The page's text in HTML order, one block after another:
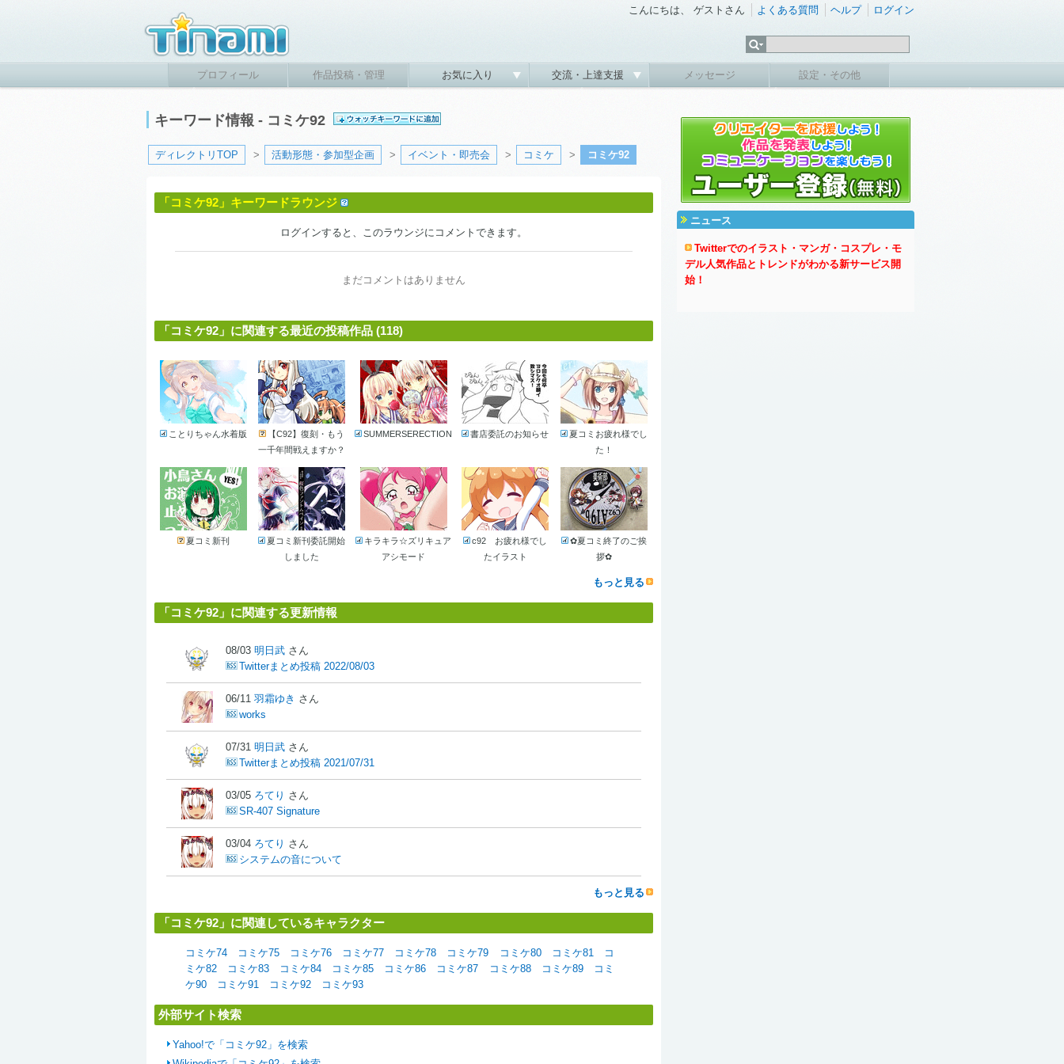
こんにちは、 ゲストさん よくある質問 ヘルプ ログイン
プロフィール 作品投稿・管理 お気に入り 交流・上達支援 メッセージ 設定・その他
キーワード情報 - コミケ92
ディレクトリTOP > 活動形態・参加型企画 > イベント・即売会 > コミケ > コミケ92
「コミケ92」キーワードラウンジ
ログインすると、このラウンジにコメントできます。
まだコメントはありません
「コミケ92」に関連する最近の投稿作品 (118)
ことりちゃん水着版
【C92】復刻・もう
一千年間戦えますか？
SUMMERSERECTION 書店委託のお知らせ
夏コミお疲れ様でし
た！
夏コミ新刊
夏コミ新刊委託開始
しました
キラキラ☆ズリキュア
アシモード
c92 お疲れ様でし
たイラスト
✿夏コミ終了のご挨
拶✿
もっと見る
「コミケ92」に関連する更新情報
08/03 明日武 さん
Twitterまとめ投稿 2022/08/03
06/11 羽霜ゆき さん
works
07/31 明日武 さん
Twitterまとめ投稿 2021/07/31
03/05 ろてり さん
SR-407 Signature
03/04 ろてり さん
システムの音について
もっと見る
「コミケ92」に関連しているキャラクター
コミケ74 コミケ75 コミケ76 コミケ77 コミケ78 コミケ79 コミケ80 コミケ81
コ
ミケ82
コミケ83 コミケ84 コミケ85 コミケ86 コミケ87 コミケ88 コミケ89
コミ
ケ90
コミケ91 コミケ92 コミケ93
外部サイト検索
Yahoo!で「コミケ92」を検索
ニュース
Twitterでのイラスト・マンガ・コスプレ・モ
デル人気作品とトレンドがわかる新サービス開
始！